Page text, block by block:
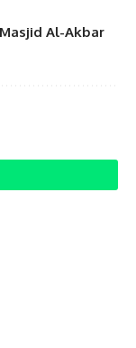
Al-Akbar